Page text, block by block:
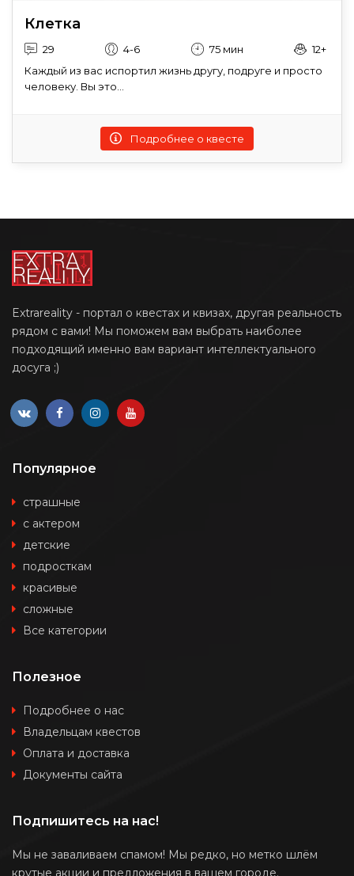
Клетка
29 4-6 75 мин
12+
Каждый из вас испортил жизнь другу, подруге и просто
человеку. Вы это...
Подробнее о квесте
Extrareality - портал о квестах и квизах, другая реальность
рядом с вами! Мы поможем вам выбрать наиболее
подходящий именно вам вариант интеллектуального
досуга ;)
Популярное
страшные
с актером
детские
подросткам
красивые
сложные
Все категории
Полезное
Подробнее о нас
Владельцам квестов
Оплата и доставка
Документы сайта
Подпишитесь на нас!
Мы не заваливаем спамом! Мы редко, но метко шлём